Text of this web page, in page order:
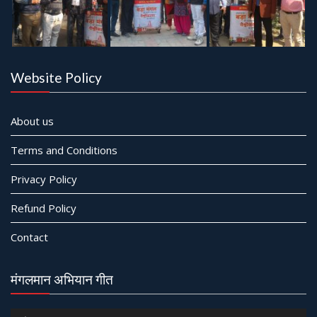
Website Policy
About us
Terms and Conditions
Privacy Policy
Refund Policy
Contact
मंगलमान अभियान गीत